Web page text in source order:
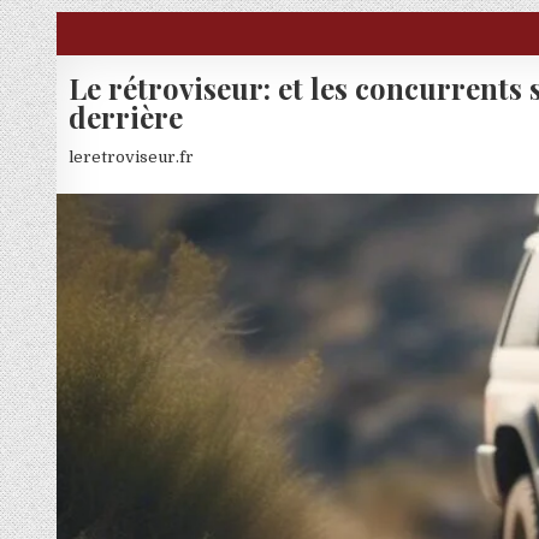
Skip to content
Le rétroviseur: et les concurrents
derrière
leretroviseur.fr